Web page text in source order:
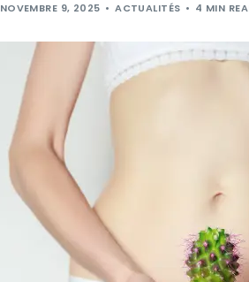
NOVEMBRE 9, 2025 ACTUALITÉS 4 MIN